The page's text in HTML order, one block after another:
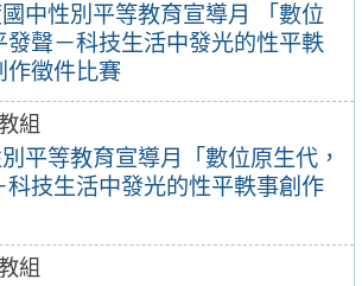
中性別平等教育宣導月 「數位
發聲－科技生活中發光的性平軼
作徵件比賽
組
平等教育宣導月「數位原生代，
技生活中發光的性平軼事創作
組